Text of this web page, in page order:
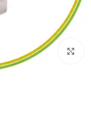
اضغط للتكبير